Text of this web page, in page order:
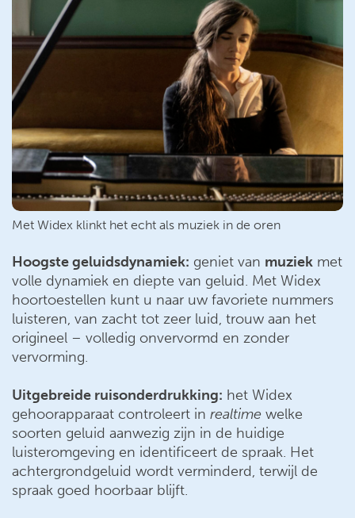
Met Widex klinkt het echt als muziek in de oren
Hoogste geluidsdynamiek: geniet van muziek met
volle dynamiek en diepte van geluid. Met Widex
hoortoestellen kunt u naar uw favoriete nummers
luisteren, van zacht tot zeer luid, trouw aan het
origineel – volledig onvervormd en zonder
vervorming.
Uitgebreide ruisonderdrukking: het Widex
gehoorapparaat controleert in realtime welke
soorten geluid aanwezig zijn in de huidige
luisteromgeving en identificeert de spraak. Het
achtergrondgeluid wordt verminderd, terwijl de
spraak goed hoorbaar blijft.